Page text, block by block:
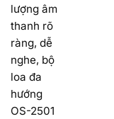
lượng âm
thanh rõ
ràng, dễ
nghe, bộ
loa đa
hướng
OS-2501